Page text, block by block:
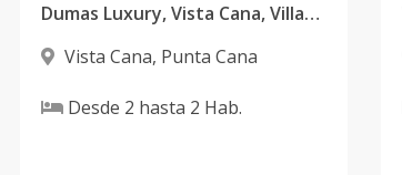
Dumas Luxury, Vista Cana, Villas 2 y 3 habitaciones
Vista Cana, Punta Cana
Desde 2 hasta 2 Hab.